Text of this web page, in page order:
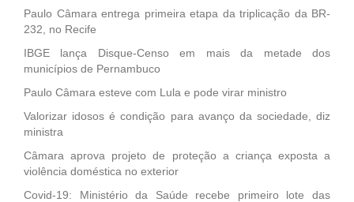
Paulo Câmara entrega primeira etapa da triplicação da BR-
232, no Recife
IBGE lança Disque-Censo em mais da metade dos
municípios de Pernambuco
Paulo Câmara esteve com Lula e pode virar ministro
Valorizar idosos é condição para avanço da sociedade, diz
ministra
Câmara aprova projeto de proteção a criança exposta a
violência doméstica no exterior
Covid-19: Ministério da Saúde recebe primeiro lote das